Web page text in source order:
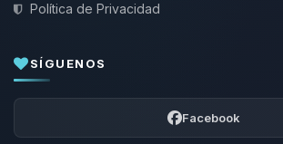
Política de Privacidad
SÍGUENOS
Facebook